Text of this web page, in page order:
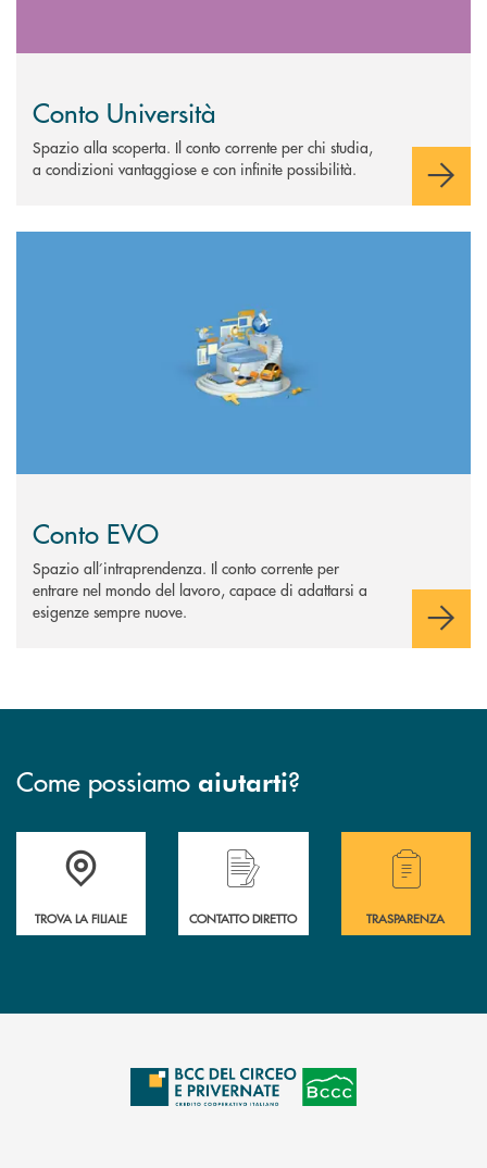
Conto Università
Spazio alla scoperta. Il conto corrente per chi studia,
a condizioni vantaggiose e con infinite possibilità.
Conto EVO
Spazio all’intraprendenza. Il conto corrente per
entrare nel mondo del lavoro, capace di adattarsi a
esigenze sempre nuove.
Come possiamo aiutarti?
Accedi all' elenco completo delle filiali della Bcc.
TROVA LA FILIALE
Hai bisogno di assistenza immediata?
CONTATTO DIRETTO
Hai bisogno di
TRASPARENZA